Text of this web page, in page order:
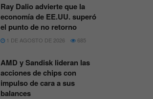
Ray Dalio advierte que la
economía de EE.UU. superó
el punto de no retorno
1 DE AGOSTO DE 2026 685
AMD y Sandisk lideran las
acciones de chips con
impulso de cara a sus
balances